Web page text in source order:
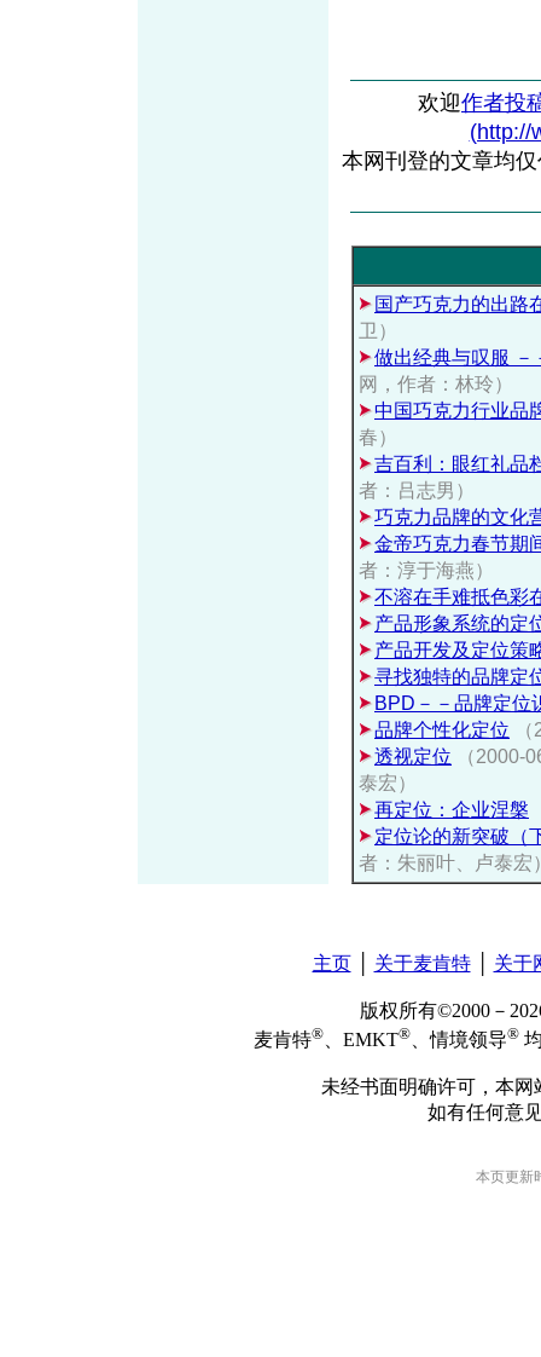
欢迎作者投
(http://
本网刊登的文章均
国产巧克力的出路
卫）
做出经典与叹服
网，作者：林玲）
中国巧克力行业品
春）
吉百利：眼红礼品
者：吕志男）
巧克力品牌的文化
金帝巧克力春节期
者：淳于海燕）
不溶在手难抵色彩
产品形象系统的定
产品开发及定位策
寻找独特的品牌定
BPD－－品牌定位
品牌个性化定位
透视定位
（2000-
泰宏）
再定位：企业涅槃
定位论的新突破（
者：朱丽叶、卢泰宏
主页│ 关于麦肯特│ 关于
版权所有©2000－
麦肯特® 、EMKT® 、情境领导®
未经书面明确许可，本
如有任何意
本页更新